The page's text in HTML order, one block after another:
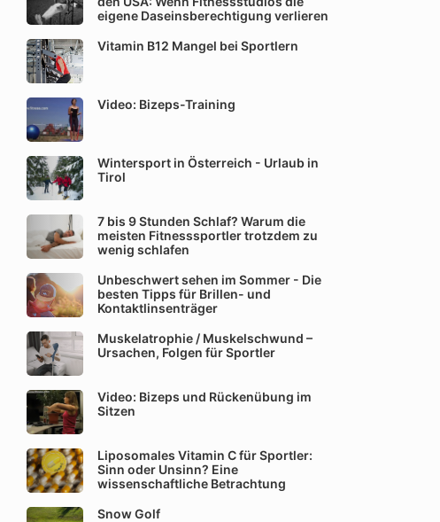
eigene Daseinsberechtigung verlieren
Vitamin B12 Mangel bei Sportlern
Video: Bizeps-Training
Wintersport in Österreich - Urlaub in
Tirol
7 bis 9 Stunden Schlaf? Warum die
meisten Fitnesssportler trotzdem zu
wenig schlafen
Unbeschwert sehen im Sommer - Die
besten Tipps für Brillen- und
Kontaktlinsenträger
Muskelatrophie / Muskelschwund –
Ursachen, Folgen für Sportler
Video: Bizeps und Rückenübung im
Sitzen
Liposomales Vitamin C für Sportler:
Sinn oder Unsinn? Eine
wissenschaftliche Betrachtung
Snow Golf